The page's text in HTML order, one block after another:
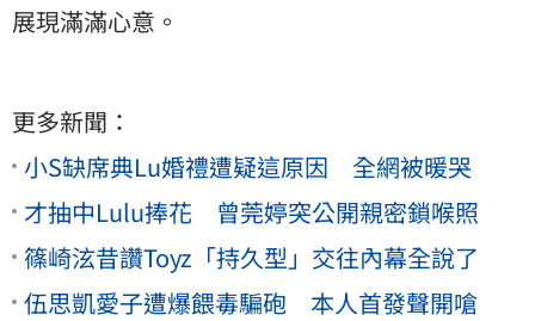
展現滿滿心意。
更多新聞：
小S缺席典Lu婚禮遭疑這原因 全網被暖哭
才抽中Lulu捧花 曾莞婷突公開親密鎖喉照
篠崎泫昔讚Toyz「持久型」交往內幕全說了
伍思凱愛子遭爆餵毒騙砲 本人首發聲開嗆